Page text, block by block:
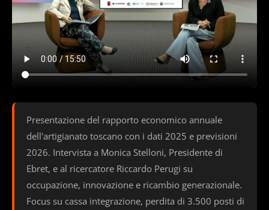
Presentazione del rapporto economico annuale
dell'artigianato toscano con i dati 2025 e previsioni
2026. Intervista a Monica Stelloni, Presidente di
Ebret, e al ricercatore Riccardo Perugi su
occupazione, innovazione e ricambio generazionale.
Focus su cassa integrazione, perdita di 3.500 posti di